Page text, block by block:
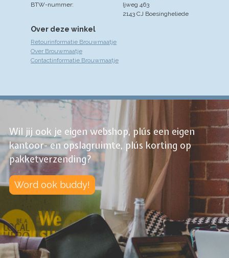
Over deze winkel
Retourinformatie Brouwmaatje
Over Brouwmaatje
Contactinformatie Brouwmaatje
Ijweg 463
2143 CJ Boesingheliede
BTW-nummer:
Wil jij ook je eigen webshop, plús een eigen
kantoor- en opslagruimte, plús korting op
pakketverzending?
Word ook buddy!